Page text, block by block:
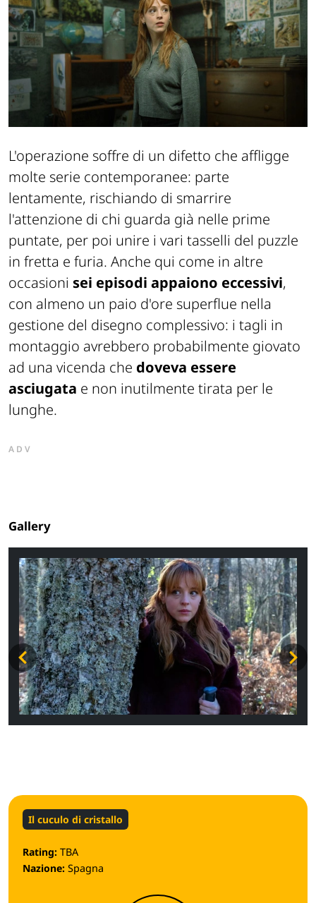
L'operazione soffre di un difetto che affligge
molte serie contemporanee: parte
lentamente, rischiando di smarrire
l'attenzione di chi guarda già nelle prime
puntate, per poi unire i vari tasselli del puzzle
in fretta e furia. Anche qui come in altre
occasioni sei episodi appaiono eccessivi,
con almeno un paio d'ore superflue nella
gestione del disegno complessivo: i tagli in
montaggio avrebbero probabilmente giovato
ad una vicenda che doveva essere
asciugata e non inutilmente tirata per le
lunghe.
ADV
Gallery
Il cuculo di cristallo
Rating: TBA
Nazione: Spagna